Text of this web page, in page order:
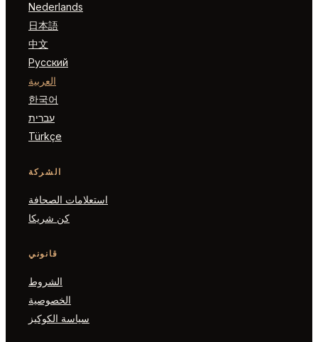
Nederlands
日本語
中文
Русский
العربية
한국어
עברית
Türkçe
الشركة
استعلامات الصحافة
كن شريكا
قانوني
الشروط
الخصوصية
سياسة الكوكيز